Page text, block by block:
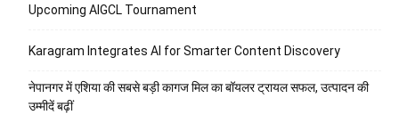
Upcoming AIGCL Tournament
Karagram Integrates AI for Smarter Content Discovery
नेपानगर में एशिया की सबसे बड़ी कागज मिल का बॉयलर ट्रायल सफल, उत्पादन की
उम्मीदें बढ़ीं